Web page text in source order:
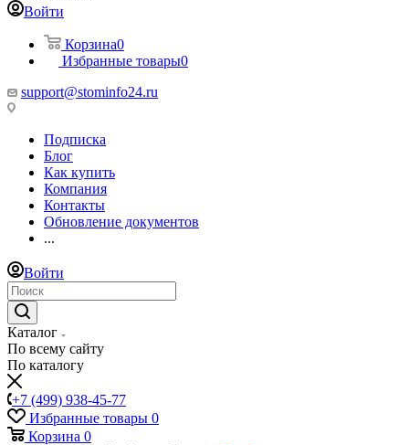
Войти
Корзина0
Избранные товары0
support@stominfo24.ru
Подписка
Блог
Как купить
Компания
Контакты
Обновление документов
...
Войти
Каталог
По всему сайту
По каталогу
+7 (499) 938-45-77
Избранные товары 0
Корзина 0